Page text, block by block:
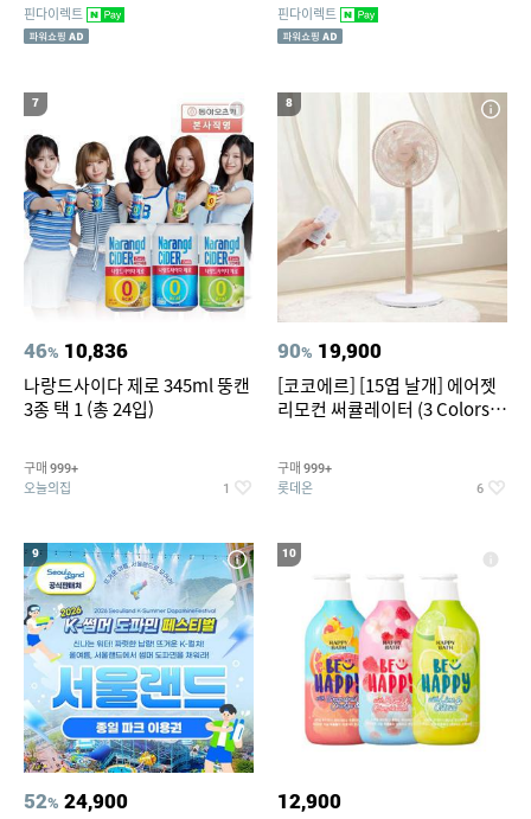
핀다이렉트 핀다이렉트
7
46% 10,836
나랑드사이다 제로 345ml 뚱캔
3종 택 1 (총 24입)
구매 999+
오늘의집 1
8
90% 19,900
[코코에르] [15엽 날개] 에어젯
리모컨 써큘레이터 (3 Colors
구매 999+
롯데온 6
9
52% 24,900
10
12,900